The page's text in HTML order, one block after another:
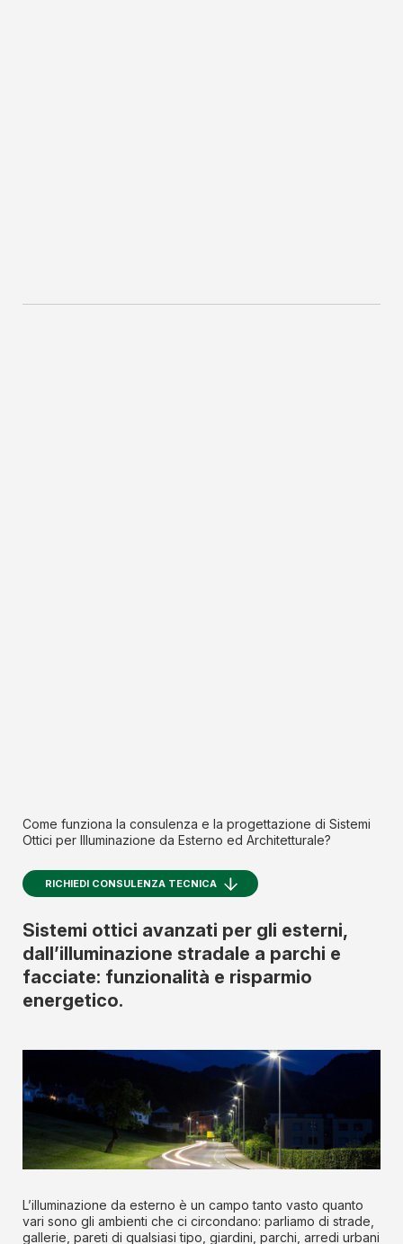
Come funziona la consulenza e la progettazione di Sistemi
Ottici per Illuminazione da Esterno ed Architetturale?
RICHIEDI CONSULENZA TECNICA
Sistemi ottici avanzati per gli esterni,
dall’illuminazione stradale a parchi e
facciate: funzionalità e risparmio
energetico.
L’illuminazione da esterno è un campo tanto vasto quanto
vari sono gli ambienti che ci circondano: parliamo di strade,
gallerie, pareti di qualsiasi tipo, giardini, parchi, arredi urbani